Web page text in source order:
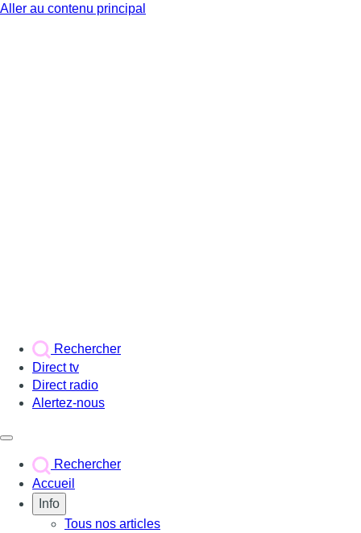
Aller au contenu principal
Rechercher
Direct tv
Direct radio
Alertez-nous
Rechercher
Accueil
Info
Tous nos articles